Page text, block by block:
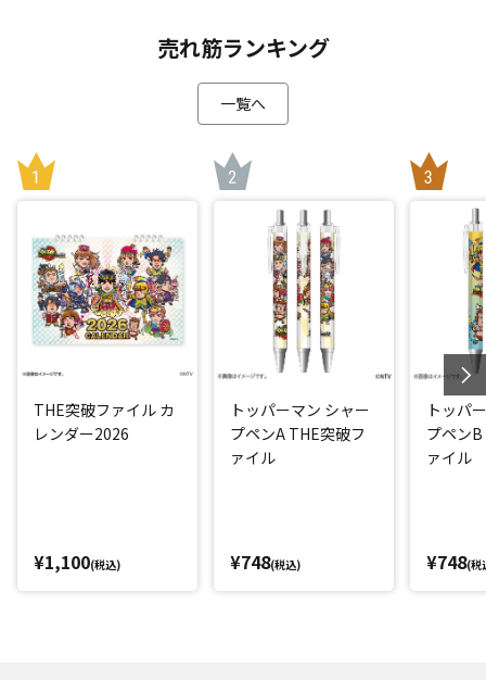
売れ筋ランキング
一覧へ
THE突破ファイル カ
レンダー2026
¥1,100(税込)
トッパーマン シャー
プペンA THE突破フ
ァイル
¥748(税込)
トッパ
プペン
ァイル
¥748(税